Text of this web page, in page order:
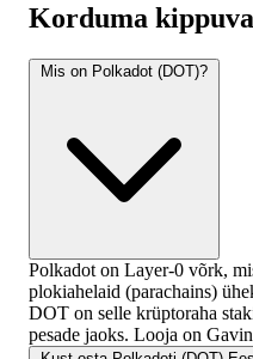
Korduma
Mis on Polkadot (DOT)?
Polkadot on Layer-0 võrk,
plokiahelaid (parachains)
DOT on selle krüptoraha
pesade jaoks. Looja on